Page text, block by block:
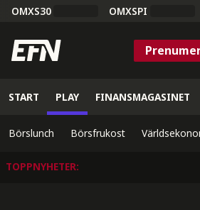
OMXS30 OMXSPI
START PLAY FINANSMAGASINET
Börslunch Börsfrukost
TOPPNYHETER: